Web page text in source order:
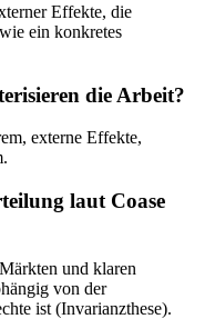
Effekte, die
ein konkretes
die Arbeit?
externe Effekte,
laut Coase
und klaren
von der
ist (Invarianzthese).